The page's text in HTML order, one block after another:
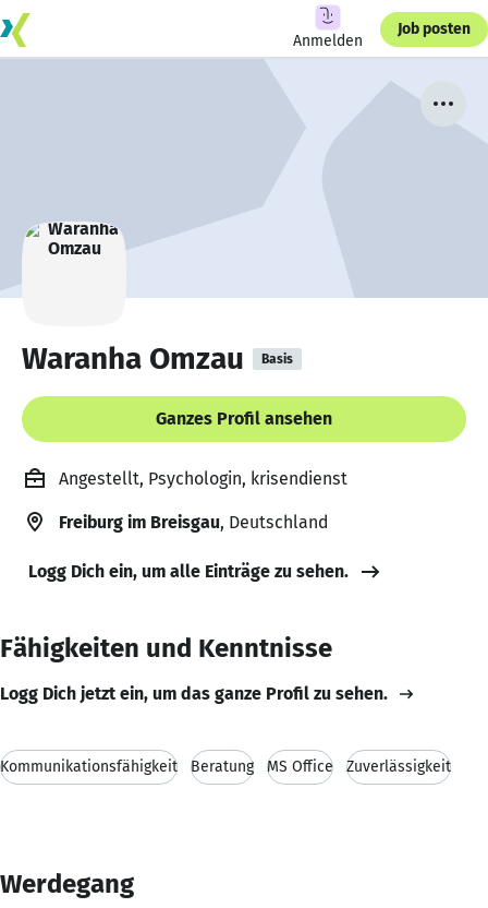
Anmelden
Job posten
Waranha Omzau Basis
Ganzes Profil ansehen
Angestellt, Psychologin, krisendienst
Freiburg im Breisgau, Deutschland
Logg Dich ein, um alle Einträge zu sehen.
Fähigkeiten und Kenntnisse
Logg Dich jetzt ein, um das ganze Profil zu sehen.
Kommunikationsfähigkeit Beratung MS Office Zuverlässigkeit
Werdegang